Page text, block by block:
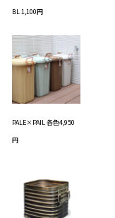
BL 1,100円
PALE×PAIL 各色4,950
円